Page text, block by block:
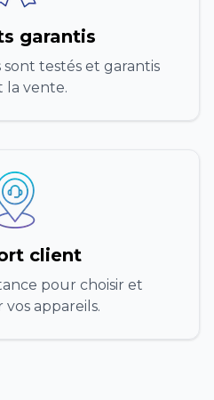
garantis
sont testés et garantis
la vente.
client
pour choisir et
appareils.